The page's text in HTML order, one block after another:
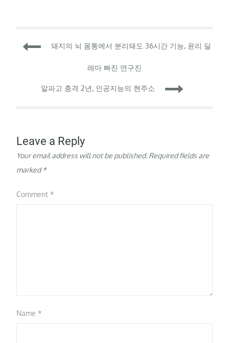
이라도 말이다. ​ 영상에서
로봇은 사람에게 박스, 하
Post
navigation
돼지의 뇌 몸통에서 분리돼도 36시간 기능, 윤리 딜
레마 빠진 연구진
알파고 충격 2년, 인공지능의 현주소
Leave a Reply
Your email address will not be published. Required fields are
marked*
Comment*
Name*